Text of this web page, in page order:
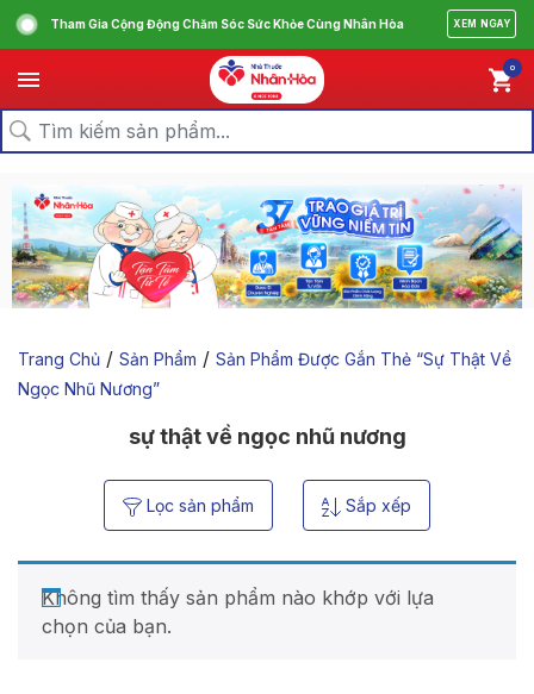
Tham Gia Cộng Động Chăm Sóc Sức Khỏe Cùng Nhân Hòa XEM NGAY
0
Trang Chủ / Sản Phẩm / Sản Phẩm Được Gắn Thẻ “sự Thật Về
Ngọc Nhũ Nương”
sự thật về ngọc nhũ nương
Lọc sản phẩm Sắp xếp
Không tìm thấy sản phẩm nào khớp với lựa
chọn của bạn.